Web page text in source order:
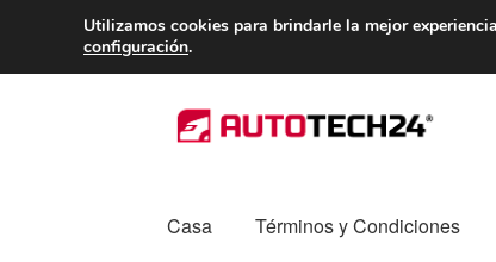
ENTREGA
Ir
a
Ir
al
Casa Términos y Condiciones
Utilizamos cookies para brindarle la mejor
configuración.